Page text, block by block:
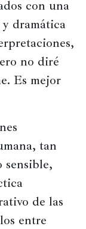
con una
dramática
no diré
Es mejor
tan
de las
entre